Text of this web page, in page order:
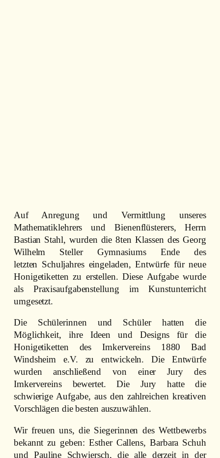
Auf Anregung und Vermittlung unseres
Mathematiklehrers und Bienenflüsterers, Herrn
Bastian Stahl, wurden die 8ten Klassen des Georg
Wilhelm Steller Gymnasiums Ende des
letzten Schuljahres eingeladen, Entwürfe für neue
Honigetiketten zu erstellen. Diese Aufgabe wurde
als Praxisaufgabenstellung im Kunstunterricht
umgesetzt.
Die Schülerinnen und Schüler hatten die
Möglichkeit, ihre Ideen und Designs für die
Honigetiketten des Imkervereins 1880 Bad
Windsheim e.V. zu entwickeln. Die Entwürfe
wurden anschließend von einer Jury des
Imkervereins bewertet. Die Jury hatte die
schwierige Aufgabe, aus den zahlreichen kreativen
Vorschlägen die besten auszuwählen.
Wir freuen uns, die Siegerinnen des Wettbewerbs
bekannt zu geben: Esther Callens, Barbara Schuh
und Pauline Schwiersch, die alle derzeit in der